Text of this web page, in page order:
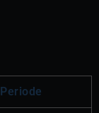
Periode